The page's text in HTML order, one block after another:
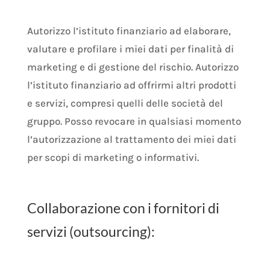
Autorizzo l’istituto finanziario ad elaborare,
valutare e profilare i miei dati per finalità di
marketing e di gestione del rischio. Autorizzo
l’istituto finanziario ad offrirmi altri prodotti
e servizi, compresi quelli delle società del
gruppo. Posso revocare in qualsiasi momento
l’autorizzazione al trattamento dei miei dati
per scopi di marketing o informativi.
Collaborazione con i fornitori di
servizi (outsourcing):